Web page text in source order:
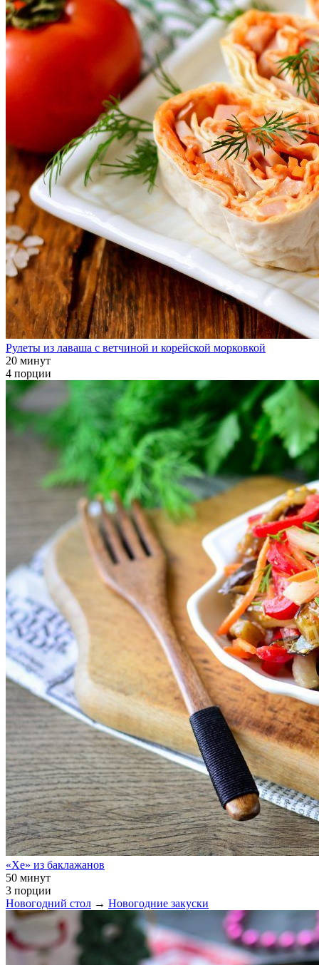
Рулеты из лаваша с ветчиной и корейской морковкой
20 минут
4 порции
«Хе» из баклажанов
50 минут
3 порции
Новогодний стол → Новогодние закуски